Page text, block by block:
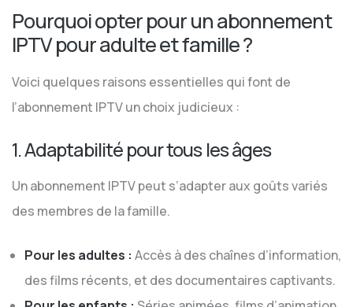
Pourquoi opter pour un abonnement
IPTV pour adulte et famille ?
Voici quelques raisons essentielles qui font de
l’abonnement IPTV un choix judicieux :
1. Adaptabilité pour tous les âges
Un abonnement IPTV peut s’adapter aux goûts variés
des membres de la famille.
Pour les adultes : Accès à des chaînes d’information,
des films récents, et des documentaires captivants.